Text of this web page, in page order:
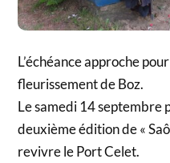
L’échéance approche
fleurissement de Boz.
Le samedi 14 septembre
deuxième édition de «
revivre le Port Celet.